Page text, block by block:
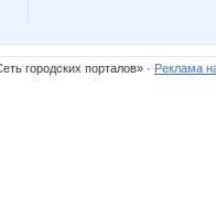
городских порталов» · Реклама